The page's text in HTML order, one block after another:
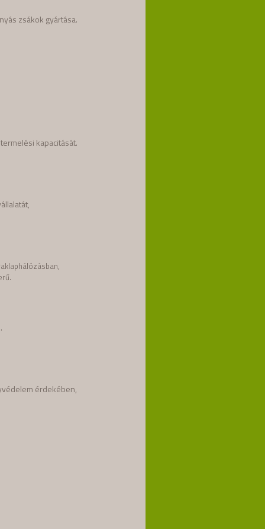
zsákok gyártása.
kapacitását.
érdekében,